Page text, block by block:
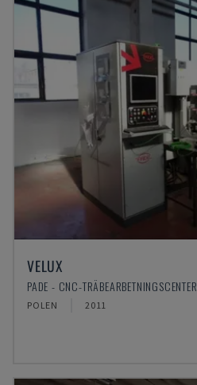
VELUX
PADE - CNC-TRÄBEARBETNINGSCENTER
POLEN 2011